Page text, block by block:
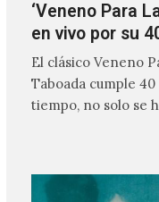
‘Veneno Para
en vivo por su
El clásico Veneno
Taboada cumple
tiempo, no solo se